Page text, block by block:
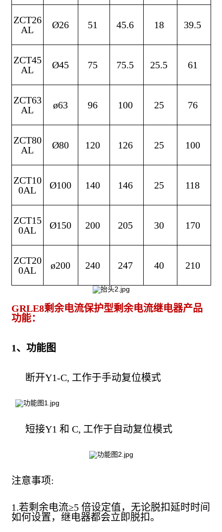
ZCT26
AL
Ø26 51 45.6 18 39.5
ZCT45
AL
Ø45 75 75.5 25.5 61
ZCT63
AL
ø63 96 100 25 76
ZCT80
AL
Ø80 120 126 25 100
ZCT10
0AL
Ø100 140 146 25 118
ZCT15
0AL
Ø150 200 205 30 170
ZCT20
0AL
ø200 240 247 40 210
GRLE8剩余电流保护型剩余电流继电器产品
功能：
1、功能图
断开Y1-C, 工作于手动复位模式
短接Y1 和 C, 工作于自动复位模式
注意事项:
1.若剩余电流≥5 倍设定值，无论脱扣延时时间
如何设置，继电器都会立即脱扣。